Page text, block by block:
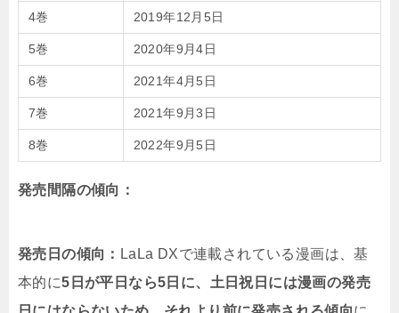
4巻 2019年12月5日
5巻 2020年9月4日
6巻 2021年4月5日
7巻 2021年9月3日
8巻 2022年9月5日
発売間隔の傾向：
発売日の傾向： LaLa DXで連載されている漫画は、基
本的に5日が平日なら5日に、土日祝日には漫画の発売